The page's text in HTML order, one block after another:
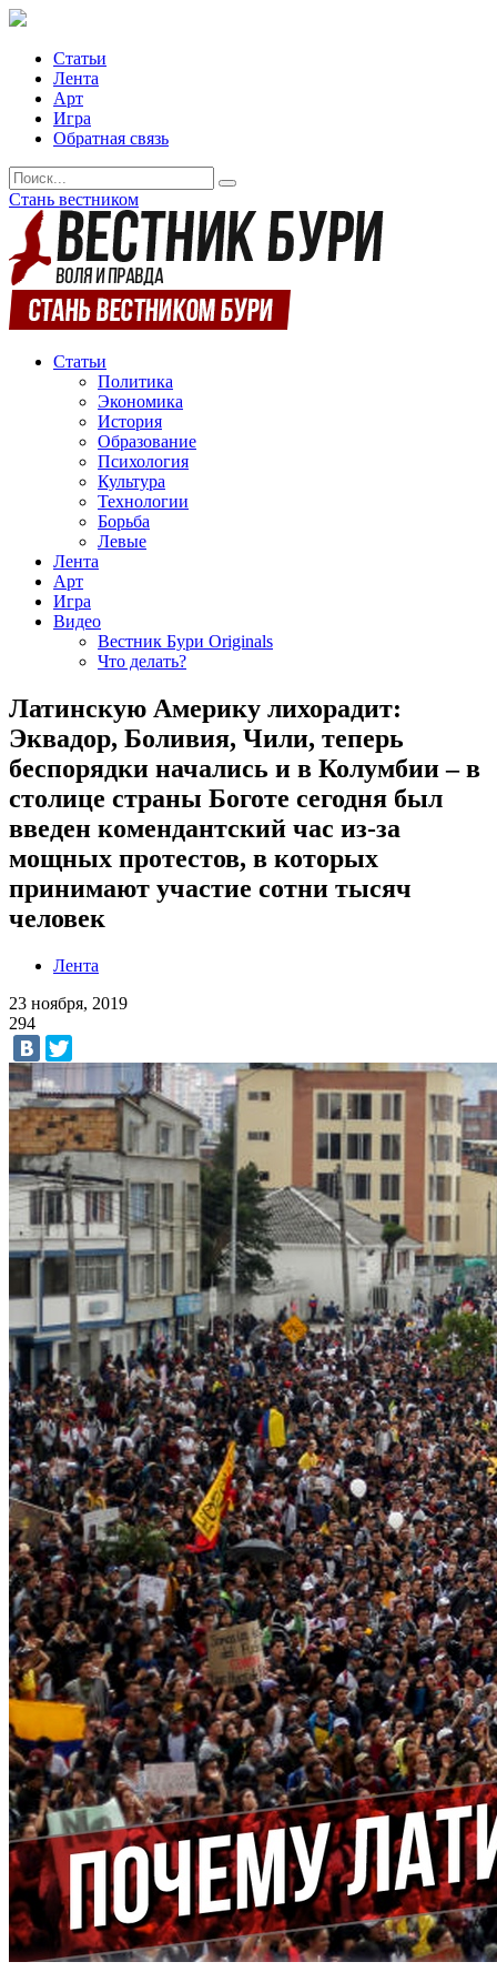
Статьи
Лента
Арт
Игра
Обратная связь
Стань вестником
Статьи
Политика
Экономика
История
Образование
Психология
Культура
Технологии
Борьба
Левые
Лента
Арт
Игра
Видео
Вестник Бури Originals
Что делать?
Латинскую Америку лихорадит:
Эквадор, Боливия, Чили, теперь
беспорядки начались и в Колумбии – в
столице страны Боготе сегодня был
введен комендантский час из-за
мощных протестов, в которых
принимают участие сотни тысяч
человек
Лента
23 ноября, 2019
294